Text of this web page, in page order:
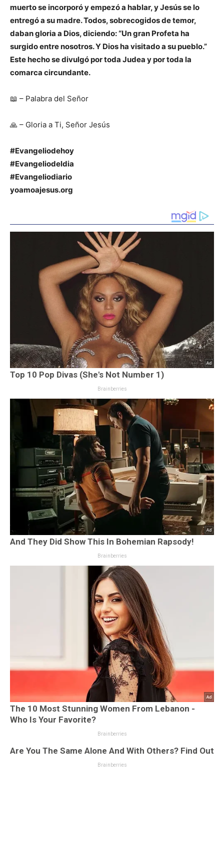
muerto se incorporó y empezó a hablar, y Jesús se lo
entregó a su madre. Todos, sobrecogidos de temor,
daban gloria a Dios, diciendo: “Un gran Profeta ha
surgido entre nosotros. Y Dios ha visitado a su pueblo.”
Este hecho se divulgó por toda Judea y por toda la
comarca circundante.
📖 – Palabra del Señor
🙏 – Gloria a Ti, Señor Jesús
#Evangeliodehoy
#Evangeliodeldia
#Evangeliodiario
yoamoajesus.org